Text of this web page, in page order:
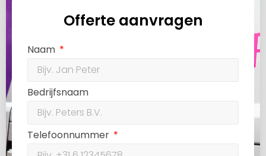
Offerte aanvragen
Naam
Bedrijfsnaam
Telefoonnummer